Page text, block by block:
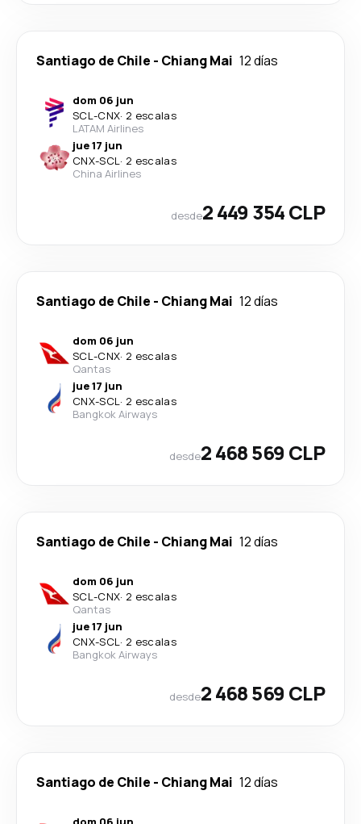
Santiago de Chile - Chiang Mai 12 días
dom 06 jun
SCL-CNX· 2 escalas
LATAM Airlines
jue 17 jun
CNX-SCL· 2 escalas
China Airlines
desde2 449 354 CLP
Santiago de Chile - Chiang Mai 12 días
dom 06 jun
SCL-CNX· 2 escalas
Qantas
jue 17 jun
CNX-SCL· 2 escalas
Bangkok Airways
desde2 468 569 CLP
Santiago de Chile - Chiang Mai 12 días
dom 06 jun
SCL-CNX· 2 escalas
Qantas
jue 17 jun
CNX-SCL· 2 escalas
Bangkok Airways
desde2 468 569 CLP
Santiago de Chile - Chiang Mai 12 días